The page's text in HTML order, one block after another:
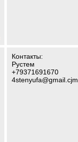
Контакты:
Рустем
+79371691670
4stenyufa@gmail.cjm